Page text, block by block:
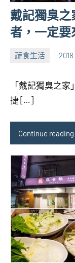
戴記獨臭之
者，一定要
蔬食生活
張
芋「戴記獨臭之
捷 […]
Continue reading